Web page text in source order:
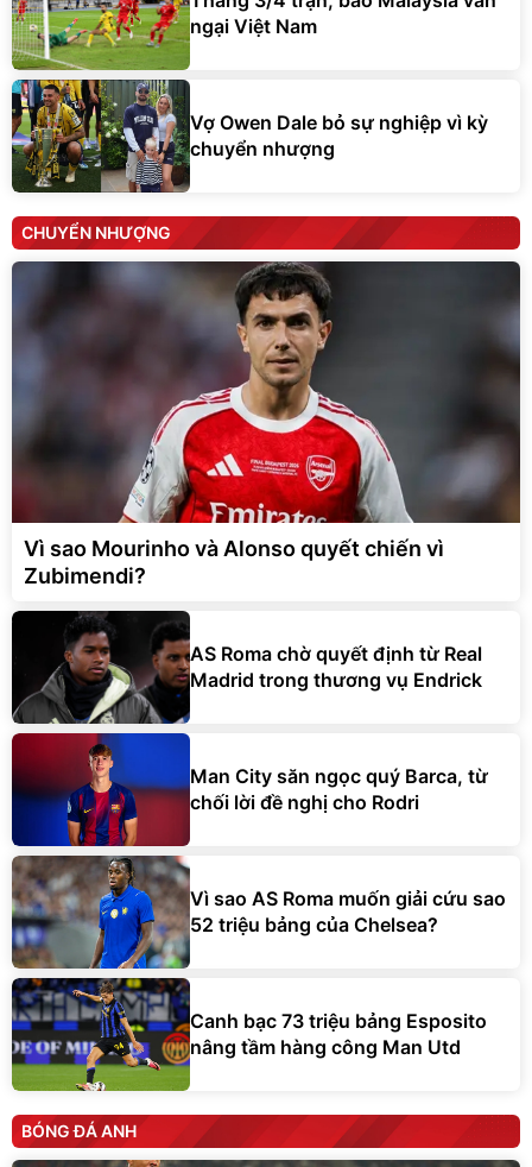
ngại Việt Nam
Vợ Owen Dale bỏ sự nghiệp vì kỳ
chuyển nhượng
CHUYỂN NHƯỢNG
Vì sao Mourinho và Alonso quyết chiến vì
Zubimendi?
AS Roma chờ quyết định từ Real
Madrid trong thương vụ Endrick
Man City săn ngọc quý Barca, từ
chối lời đề nghị cho Rodri
Vì sao AS Roma muốn giải cứu sao
52 triệu bảng của Chelsea?
Canh bạc 73 triệu bảng Esposito
nâng tầm hàng công Man Utd
BÓNG ĐÁ ANH